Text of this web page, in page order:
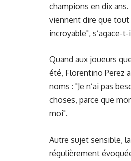
champions en dix
viennent dire que tout
incroyable", s’agace-t-
Quand aux joueurs
été, Florentino Perez
noms : "Je n’ai pas
choses, parce que
moi".
Autre sujet sensible,
régulièrement